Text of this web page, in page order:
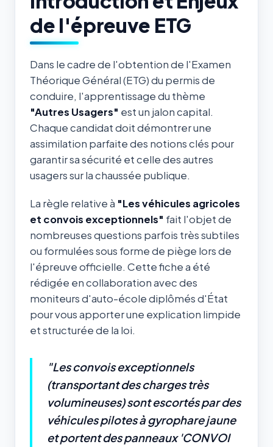
de l'épreuve ETG
Dans le cadre de l'obtention de l'Examen
Théorique Général (ETG) du permis de
conduire, l'apprentissage du thème
"Autres Usagers" est un jalon capital.
Chaque candidat doit démontrer une
assimilation parfaite des notions clés pour
garantir sa sécurité et celle des autres
usagers sur la chaussée publique.
La règle relative à "Les véhicules agricoles
et convois exceptionnels" fait l'objet de
nombreuses questions parfois très subtiles
ou formulées sous forme de piège lors de
l'épreuve officielle. Cette fiche a été
rédigée en collaboration avec des
moniteurs d'auto-école diplômés d'État
pour vous apporter une explication limpide
et structurée de la loi.
"Les convois exceptionnels
(transportant des charges très
volumineuses) sont escortés par des
véhicules pilotes à gyrophare jaune
et portent des panneaux 'CONVOI